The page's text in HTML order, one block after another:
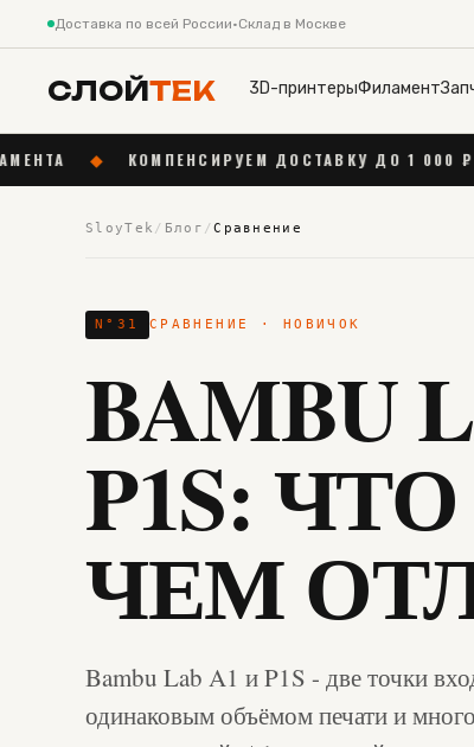
Доставка по всей России·Склад в Москве
СЛОЙТЕК 3D-принтерыФиламент
ДОСТАВКУ ДО 1 000 ₽ ОТ 55 000 ₽ ◆
SloyTek / Блог /Сравнение
N° 31 СРАВНЕНИЕ · НОВИЧОК
BAMBU
P1S:
ЧЕМ
Bambu Lab A1 и P1S - две точки
одинаковым объёмом печати и